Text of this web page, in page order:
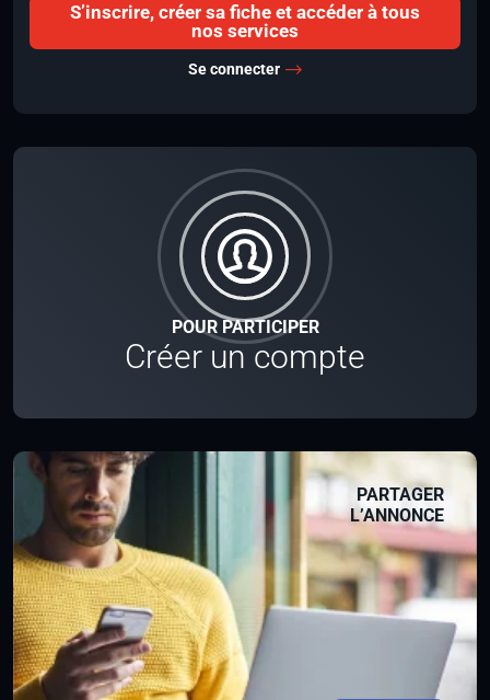
POUR PARTICIPER
Créer un compte
PARTAGER
L’ANNONCE
S’inscrire, créer sa fiche et accéder à tous
nos services
Se connecter